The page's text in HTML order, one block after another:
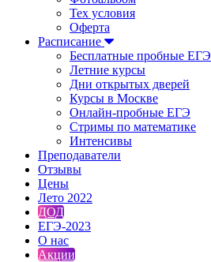
Тех условия
Оферта
Расписание
Бесплатные пробные ЕГЭ
Летние курсы
Дни открытых дверей
Курсы в Москве
Онлайн-пробные ЕГЭ
Стримы по математике
Интенсивы
Преподаватели
Отзывы
Цены
Лето 2022
ДОД
ЕГЭ-2023
О нас
Акции